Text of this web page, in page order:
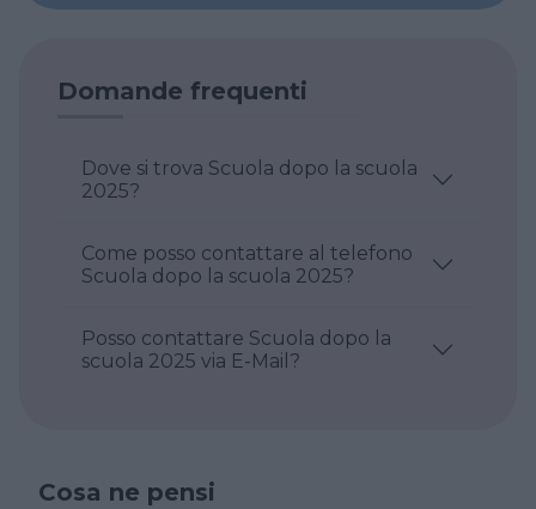
Domande frequenti
Dove si trova Scuola dopo la scuola
2025?
Come posso contattare al telefono
Scuola dopo la scuola 2025?
Posso contattare Scuola dopo la
scuola 2025 via E-Mail?
Cosa ne pensi